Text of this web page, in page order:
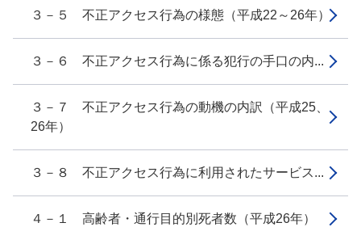
３－５ 不正アクセス行為の様態（平成22～26年）
３－６ 不正アクセス行為に係る犯行の手口の内...
３－７ 不正アクセス行為の動機の内訳（平成25、
26年）
３－８ 不正アクセス行為に利用されたサービス...
４－１ 高齢者・通行目的別死者数（平成26年）